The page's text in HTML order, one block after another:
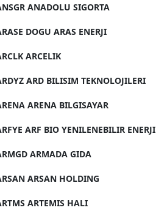
ANADOLU SIGORTA
DOGU ARAS ENERJI
ARCELIK
ARD BILISIM TEKNOLOJILERI
ARENA BILGISAYAR
ARF BIO YENILENEBILIR ENERJI
ARMADA GIDA
ARSAN HOLDING
ARTEMIS HALI